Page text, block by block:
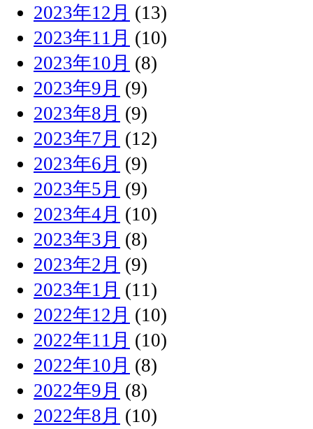
2023年12月 (13)
2023年11月 (10)
2023年10月 (8)
2023年9月 (9)
2023年8月 (9)
2023年7月 (12)
2023年6月 (9)
2023年5月 (9)
2023年4月 (10)
2023年3月 (8)
2023年2月 (9)
2023年1月 (11)
2022年12月 (10)
2022年11月 (10)
2022年10月 (8)
2022年9月 (8)
2022年8月 (10)